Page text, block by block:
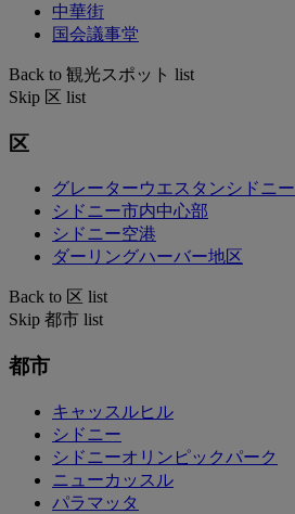
中華街
国会議事堂
Back to 観光スポット list
Skip 区 list
区
グレーターウエスタンシドニー
シドニー市内中心部
シドニー空港
ダーリングハーバー地区
Back to 区 list
Skip 都市 list
都市
キャッスルヒル
シドニー
シドニーオリンピックパーク
ニューカッスル
パラマッタ